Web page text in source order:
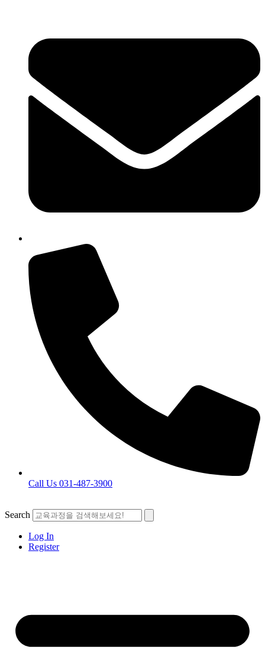
Call Us 031-487-3900
Search
Log In
Register